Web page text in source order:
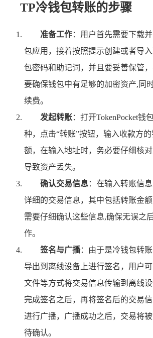
TP冷钱包转账的步骤
准备工作：用户首先需要下载
包应用，接着按照提示创建或者导
包密码和助记词，并且要妥善保管，
要确保钱包中有足够的加密资产,同
续费。
发起转账：打开TokenPocket钱
种，点击“转账”按钮，输入收款方
额，在输入地址时，务必要仔细核
导致资产丢失。
确认交易信息：在输入转账信
详细的交易信息，其中包括转账金
需要仔细确认这些信息,确保无误之
作。
签名与广播：由于是冷钱包转
导出到离线设备上进行签名，用户
文件等方式将交易信息传输到离线
完成签名之后，再将签名后的交易
进行广播，广播成功之后，交易将
待确认。